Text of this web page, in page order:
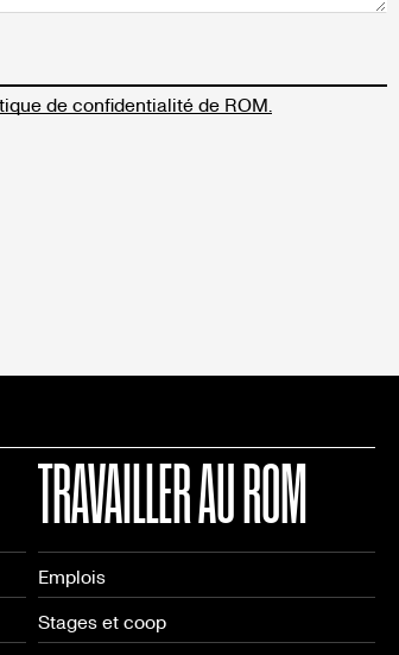
de confidentialité de ROM.
TRAVAILLER AU ROM
Emplois
Stages et coop